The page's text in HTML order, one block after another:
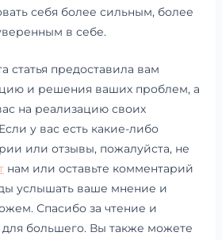
себя более сильным, более
в себе.
статья предоставила вам
и решения ваших проблем, а
на реализацию своих
у вас есть какие-либо
или отзывы, пожалуйста, не
нам или оставьте комментарий
услышать ваше мнение и
Спасибо за чтение и
большего. Вы также можете